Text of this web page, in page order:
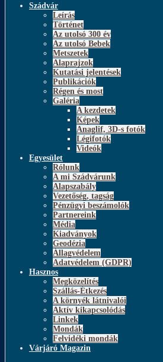
Szádvár
Leírás
Történet
Az utolsó 300 év
Az utolsó Bebek
Metszetek
Alaprajzok
Kutatási jelentések
Publikációk
Régen és most
Galéria
A kezdetek
Képek
Anaglif, 3D-s fotók
Légifotók
Videók
Egyesület
Rólunk
A mi Szádvárunk
Alapszabály
Vezetőség, tagság
Pénzügyi beszámolók
Partnereink
Média
Kiadványok
Geodézia
Állagvédelem
Adatvédelem (GDPR)
Hasznos
Megközelítés
Szállás-Étkezés
A környék látnivalói
Aktív kikapcsolódás
Linkek
Mondák
Felvidéki mondák
Várjáró Magazin